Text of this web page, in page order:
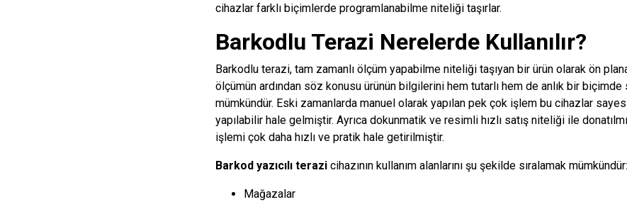
cihazlar farklı biçimlerde programlanabilme niteliği taşırlar.
Barkodlu Terazi Nerelerde Kullanılır?
Barkodlu terazi, tam zamanlı ölçüm yapabilme niteliği taşıyan bir ürün olarak ön plana
ölçümün ardından söz konusu ürünün bilgilerini hem tutarlı hem de anlık bir
mümkündür. Eski zamanlarda manuel olarak yapılan pek çok işlem bu cihazlar
yapılabilir hale gelmiştir. Ayrıca dokunmatik ve resimli hızlı satış niteliği ile
işlemi çok daha hızlı ve pratik hale getirilmiştir.
Barkod yazıcılı terazicihazının kullanım alanlarını şu şekilde sıralamak mümkündür:
Mağazalar